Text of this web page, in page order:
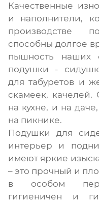
Качественные
и наполнители,
производстве
способны долгое
пышность наших
подушки -
для табуретов и
скамеек, качелей.
на кухне, и на
на пикнике.
Подушки для
интерьер и
имеют яркие
– это прочный и
в особом
гигиеничен и